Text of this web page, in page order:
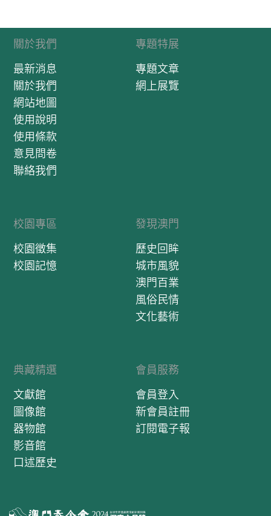
關於我們
最新消息
關於我們
網站地圖
使用說明
使用條款
意見問卷
聯絡我們
專題特展
專題文章
網上展覽
校園專區
校園徵集
校園記憶
發現澳門
歷史回眸
城市風貌
澳門百業
風俗民情
文化藝術
典藏精選
文獻館
圖像館
器物館
影音館
口述歷史
會員服務
會員登入
新會員註冊
訂閱電子報